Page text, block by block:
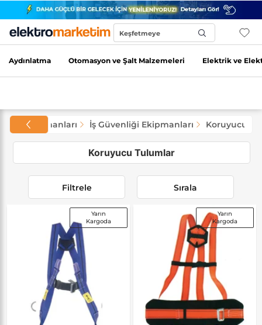
Keşfetmeye
Aydınlatma Otomasyon ve Şalt Malzemeleri Elektrik ve
Ekipmanları İş Güvenliği Ekipmanları Koruyucu
Koruyucu Tulumlar
Filtrele Sırala
Yarın
Kargoda
Yarın
Kargoda